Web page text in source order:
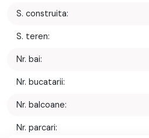
S. construita:
S. teren:
Nr. bai:
Nr. bucatarii:
Nr. balcoane:
Nr. parcari: